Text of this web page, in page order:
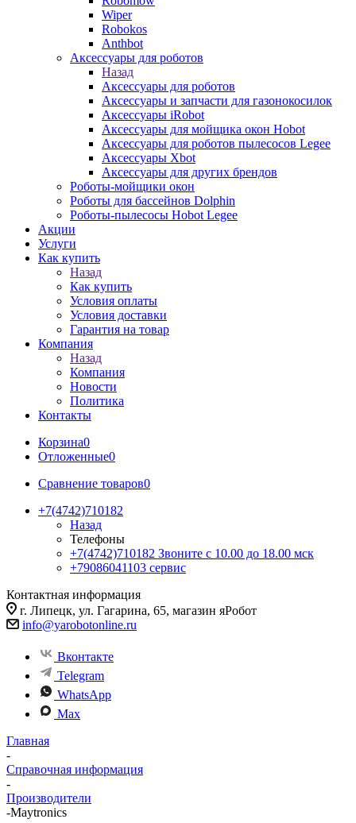
Wiper
Robokos
Anthbot
Аксессуары для роботов
Назад
Аксессуары для роботов
Аксессуары и запчасти для газонокосилок
Аксессуары iRobot
Аксессуары для мойщика окон Hobot
Аксессуары для роботов пылесосов Legee
Аксессуары Xbot
Аксессуары для других брендов
Роботы-мойщики окон
Роботы для бассейнов Dolphin
Роботы-пылесосы Hobot Legee
Акции
Услуги
Как купить
Назад
Как купить
Условия оплаты
Условия доставки
Гарантия на товар
Компания
Назад
Компания
Новости
Политика
Контакты
Корзина0
Отложенные0
Сравнение товаров0
+7(4742)710182
Назад
Телефоны
+7(4742)710182 Звоните с 10.00 до 18.00 мск
+79086041103 сервис
Контактная информация
г. Липецк, ул. Гагарина, 65, магазин яРобот
info@yarobotonline.ru
Вконтакте
Telegram
WhatsApp
Max
Главная
-
Справочная информация
-
Производители
-Maytronics